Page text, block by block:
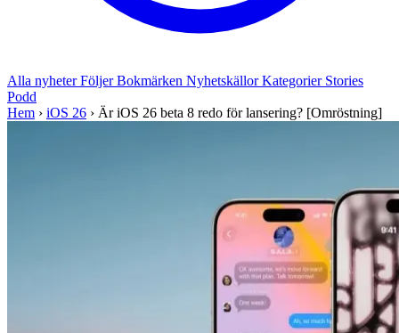
Alla nyheterFöljerBokmärken NyhetskällorKategorier Stories
Podd
Hem › iOS 26 › Är iOS 26 beta 8 redo för lansering? [Omröstning]